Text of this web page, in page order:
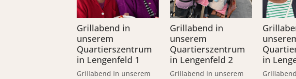
Grillabend in
unserem
Quartierszentrum
in Lengenfeld 1
Grillabend in unserem
Grillabend in
unserem
Quartierszentrum
in Lengenfeld 2
Grillabend in unserem
in